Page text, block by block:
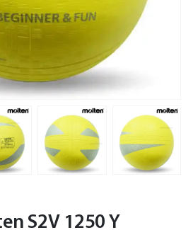
S2V 1250 Y